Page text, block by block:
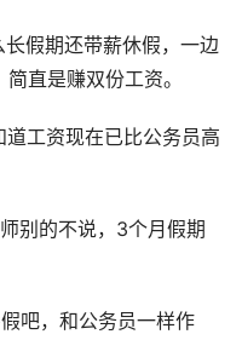
假期还带薪休假，一边
直是赚双份工资。
工资现在已比公务员高
别的不说，3个月假期
吧，和公务员一样作